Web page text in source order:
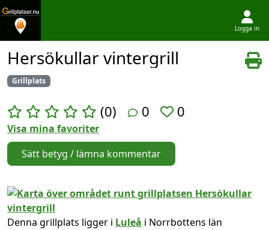
Logga in
Hersökullar vintergrill
Grillplats
(0) 0 0
Visa mina favoriter
Sätt betyg / lämna kommentar
Denna grillplats ligger i Luleå i Norrbottens län